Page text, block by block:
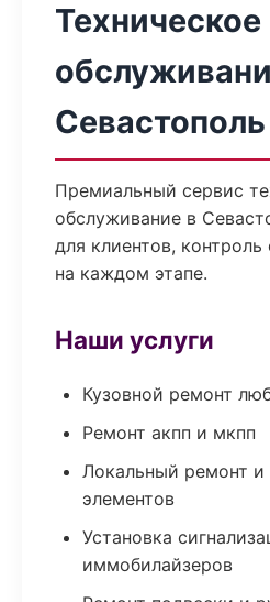
Техническое
Севастополь
Премиальный сервис
обслуживание в
для клиентов,
на каждом этапе.
Наши услуги
Кузовной ремонт
Ремонт акпп и мкпп
Локальный ремонт и
элементов
Установка
иммобилайзеров